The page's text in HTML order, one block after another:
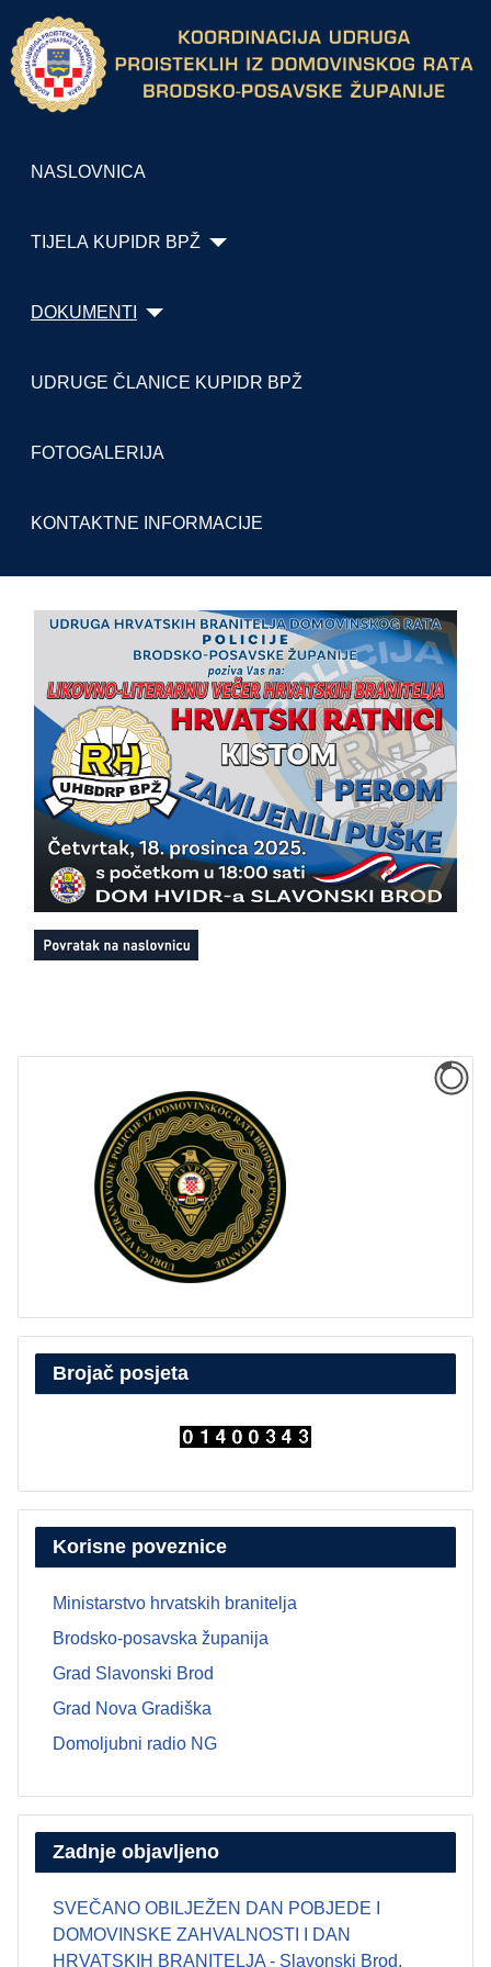
NASLOVNICA
TIJELA KUPIDR BPŽ
DOKUMENTI
UDRUGE ČLANICE KUPIDR BPŽ
FOTOGALERIJA
KONTAKTNE INFORMACIJE
Brojač posjeta
Korisne poveznice
Ministarstvo hrvatskih branitelja
Brodsko-posavska županija
Grad Slavonski Brod
Grad Nova Gradiška
Domoljubni radio NG
Zadnje objavljeno
SVEČANO OBILJEŽEN DAN POBJEDE I
DOMOVINSKE ZAHVALNOSTI I DAN
HRVATSKIH BRANITELJA - Slavonski Brod,